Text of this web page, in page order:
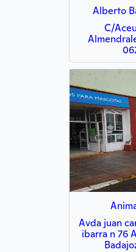
Alberto
C/
Avda juan
ibarra n 76